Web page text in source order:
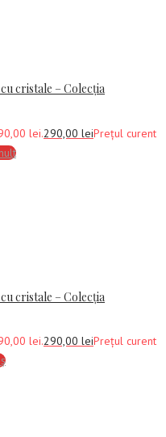
cristale – Colecția
lei.290,00 leiPrețul curent
cristale – Colecția
lei.290,00 leiPrețul curent